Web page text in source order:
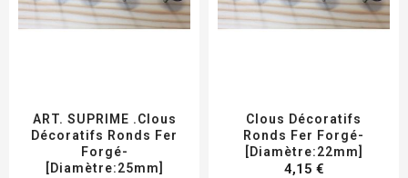
ART. SUPRIME .Clous
Décoratifs Ronds Fer
Forgé-
[Diamètre:25mm]
Clous Décoratifs
Ronds Fer Forgé-
[Diamètre:22mm]
4,15 €